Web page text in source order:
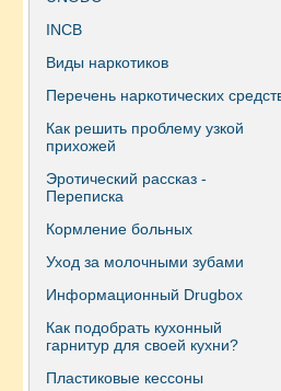
INCB
Виды наркотиков
Перечень наркотических
Как решить проблему узкой
прихожей
Эротический рассказ -
Переписка
Кормление больных
Уход за молочными зубами
Информационный Drugbox
Как подобрать кухонный
гарнитур для своей кухни?
Пластиковые кессоны